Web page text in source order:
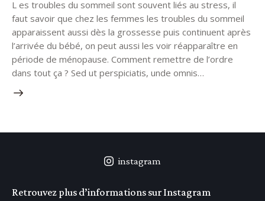
L es troubles du sommeil sont souvent liés au stress, il
faut savoir que chez les femmes les troubles du sommeil
apparaissent aussi dès la grossesse puis continuent après
l’arrivée du bébé, on peut aussi les voir réapparaître en
période de ménopause. Comment remettre de l’ordre
dans tout ça ? Sed ut perspiciatis, unde omnis…
instagram
Retrouvez plus d’informations sur Instagram